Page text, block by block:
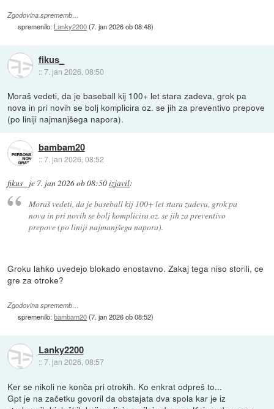
Zgodovina sprememb…
spremenilo: Lanky2200(7. jan 2026 ob 08:48)
fikus_
::7. jan 2026, 08:50
Moraš vedeti, da je baseball kij 100+ let stara zadeva, grok pa
nova in pri novih se bolj komplicira oz. se jih za preventivo prepove
(po liniji najmanjšega napora).
bambam20
::7. jan 2026, 08:52
fikus_ je 7. jan 2026 ob 08:50izjavil:
Moraš vedeti, da je baseball kij 100+ let stara zadeva, grok pa
nova in pri novih se bolj komplicira oz. se jih za preventivo
prepove (po liniji najmanjšega napora).
Groku lahko uvedejo blokado enostavno. Zakaj tega niso storili, ce
gre za otroke?
Zgodovina sprememb…
spremenilo:bambam20(7. jan 2026 ob 08:52)
Lanky2200
::7. jan 2026, 08:57
Ker se nikoli ne konča pri otrokih. Ko enkrat odpreš to...
Gpt je na začetku govoril da obstajata dva spola kar je iz